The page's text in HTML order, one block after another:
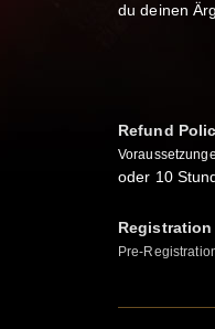
du deinen
Refund
oder 10
Pre-